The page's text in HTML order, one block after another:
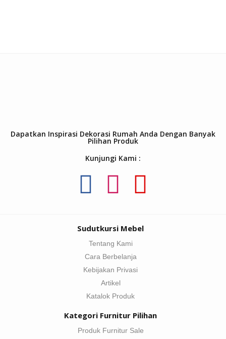
Dapatkan Inspirasi Dekorasi Rumah Anda Dengan Banyak
Pilihan Produk
Kunjungi Kami :
Sudutkursi Mebel
Tentang Kami
Cara Berbelanja
Kebijakan Privasi
Artikel
Katalok Produk
Kategori Furnitur Pilihan
Produk Furnitur Sale